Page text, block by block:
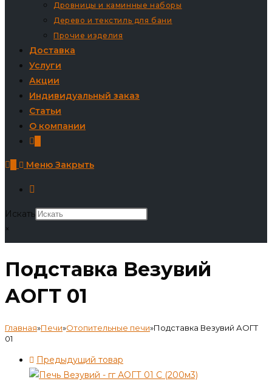
Дровницы и каминные наборы
Дерево и текстиль для бани
Прочие изделия
Доставка
Услуги
Акции
Индивидуальный заказ
Статьи
О компании
Меню Закрыть
Искать
×
Подставка Везувий
АОГТ 01
Главная»Печи»Отопительные печи»Подставка Везувий АОГТ
01
Предыдущий товар